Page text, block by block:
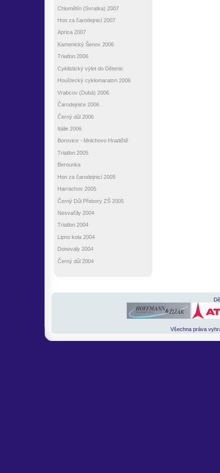
Chlumětín (Svratka) 2007
Hon za čarodejnicí 2007
Aprica 2007
Kamenický Šenov 2006
Triatlon 2006
Cyklistický výlet do Dětenic
Houštecký cyklomaraton 2006
Vrabcov (Dubá) 2006
Čarodejnice 2006
Černý důl 2006
Itálie 2006
Borovice - Mnichovo Hradiště
Triatlon 2005
Berounka
Hon za čarodejnicí 2005
Harrachov 2005
Černý Důl Přebory ZŠ 2005
Nesvačily 2004
Triatlon 2004
Lipno kola 2004
Donovaly 2004
Černý důl 2004
Všechna práva